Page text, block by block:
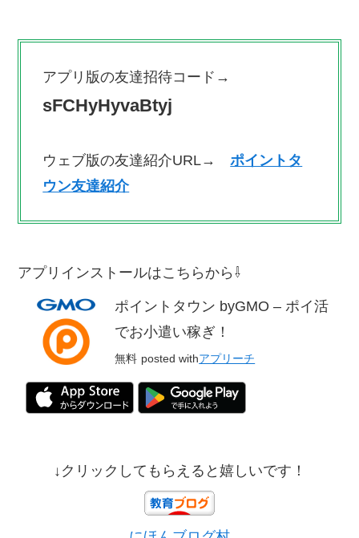
アプリ版の友達招待コード→
sFCHyHyvaBtyj
ウェブ版の友達紹介URL→ポイントタ
ウン友達紹介
アプリインストールはこちらから⇩
ポイントタウン byGMO – ポイ活
でお小遣い稼ぎ！
無料 posted withアプリーチ
↓クリックしてもらえると嬉しいです！